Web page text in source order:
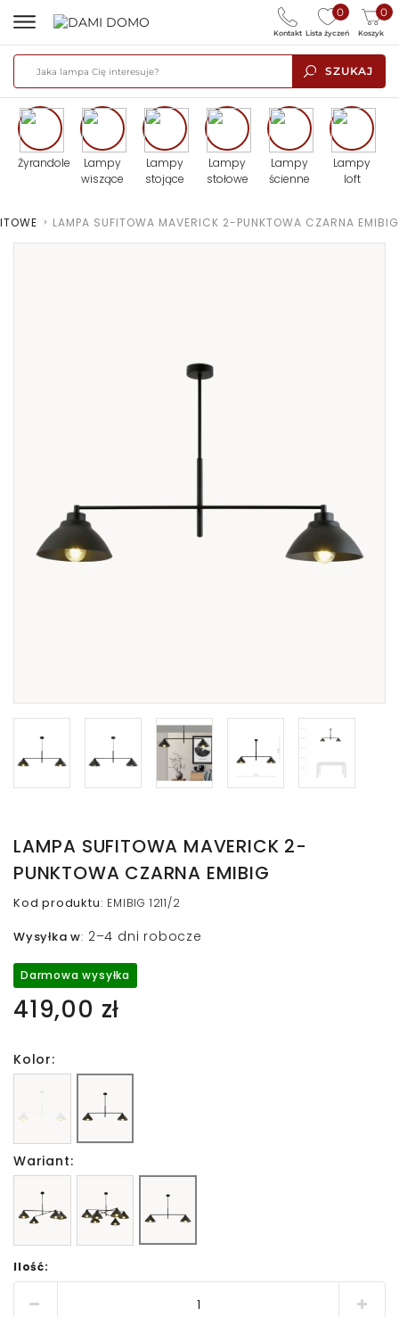
SZUKAJ
0
Lista życzeń
0
Koszyk
Kontakt
Żyrandole
Lampy
wiszące
Lampy
stojące
Lampy
stołowe
Lampy
ścienne
Lampy
loft
> LAMPA SUFITOWA MAVERICK 2-PUNKTOWA CZARNA EMIBIG
LAMPA SUFITOWA MAVERICK 2-
PUNKTOWA CZARNA EMIBIG
Kod produktu: EMIBIG 1211/2
Wysyłka w: 2–4 dni robocze
Darmowa wysyłka
419,00 zł
Kolor:
Wariant:
Ilość: